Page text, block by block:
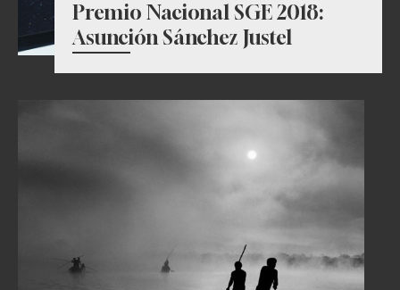
Premio Nacional SGE 2018:
Asunción Sánchez Justel